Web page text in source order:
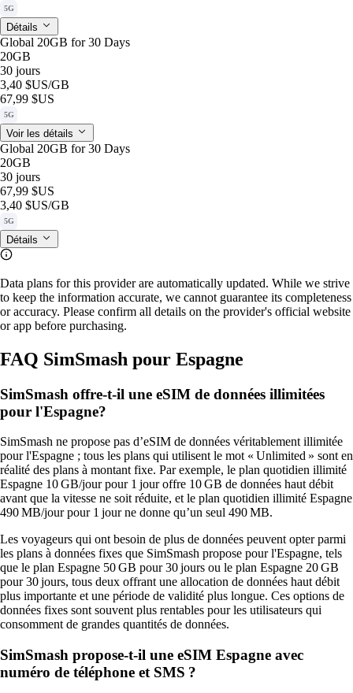
5G
Détails
Global 20GB for 30 Days
20GB
30 jours
3,40 $US/GB
67,99 $US
5G
Voir les détails
Global 20GB for 30 Days
20GB
30 jours
67,99 $US
3,40 $US/GB
5G
Détails
Data plans for this provider are automatically updated. While we strive
to keep the information accurate, we cannot guarantee its completeness
or accuracy. Please confirm all details on the provider's official website
or app before purchasing.
FAQ SimSmash pour Espagne
SimSmash offre-t-il une eSIM de données illimitées
pour l'Espagne?
SimSmash ne propose pas d’eSIM de données véritablement illimitée
pour l'Espagne ; tous les plans qui utilisent le mot « Unlimited » sont en
réalité des plans à montant fixe. Par exemple, le plan quotidien illimité
Espagne 10 GB/jour pour 1 jour offre 10 GB de données haut débit
avant que la vitesse ne soit réduite, et le plan quotidien illimité Espagne
490 MB/jour pour 1 jour ne donne qu’un seul 490 MB.
Les voyageurs qui ont besoin de plus de données peuvent opter parmi
les plans à données fixes que SimSmash propose pour l'Espagne, tels
que le plan Espagne 50 GB pour 30 jours ou le plan Espagne 20 GB
pour 30 jours, tous deux offrant une allocation de données haut débit
plus importante et une période de validité plus longue. Ces options de
données fixes sont souvent plus rentables pour les utilisateurs qui
consomment de grandes quantités de données.
SimSmash propose-t-il une eSIM Espagne avec
numéro de téléphone et SMS ?